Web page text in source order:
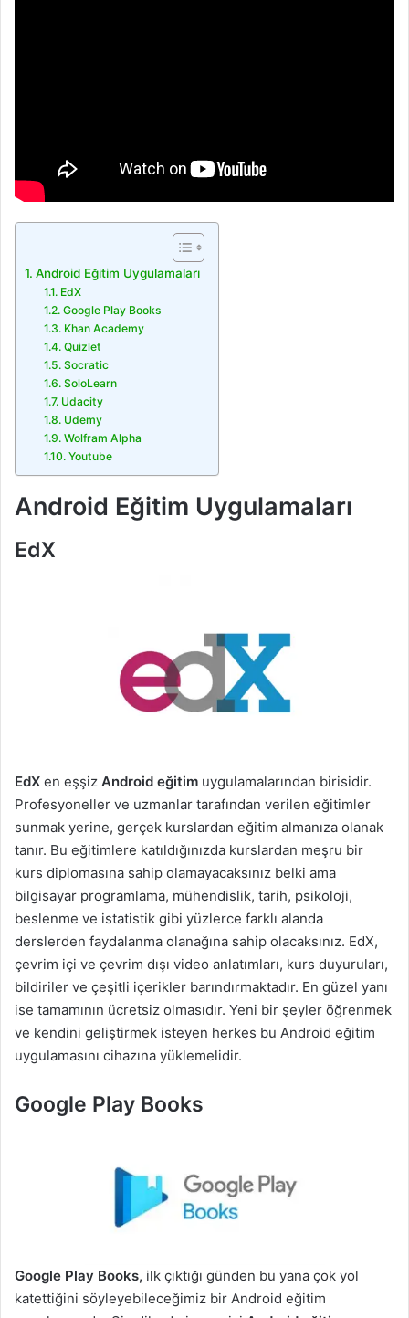
Android Eğitim Uygulamaları
EdX
Google Play Books
Khan Academy
Quizlet
Socratic
SoloLearn
Udacity
Udemy
Wolfram Alpha
Youtube
Android Eğitim Uygulamaları
EdX
EdX en eşşiz Android eğitim uygulamalarından birisidir.
Profesyoneller ve uzmanlar tarafından verilen eğitimler
sunmak yerine, gerçek kurslardan eğitim almanıza olanak
tanır. Bu eğitimlere katıldığınızda kurslardan meşru bir
kurs diplomasına sahip olamayacaksınız belki ama
bilgisayar programlama, mühendislik, tarih, psikoloji,
beslenme ve istatistik gibi yüzlerce farklı alanda
derslerden faydalanma olanağına sahip olacaksınız. EdX,
çevrim içi ve çevrim dışı video anlatımları, kurs duyuruları,
bildiriler ve çeşitli içerikler barındırmaktadır. En güzel yanı
ise tamamının ücretsiz olmasıdır. Yeni bir şeyler öğrenmek
ve kendini geliştirmek isteyen herkes bu Android eğitim
uygulamasını cihazına yüklemelidir.
Google Play Books
Google Play Books, ilk çıktığı günden bu yana çok yol
katettiğini söyleyebileceğimiz bir Android eğitim